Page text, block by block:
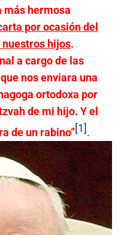
más hermosa
por ocasión del
nuestros hijos.
a cargo de las
nos enviara una
ortodoxa por
de mi hijo. Y el
de un rabino”[1].